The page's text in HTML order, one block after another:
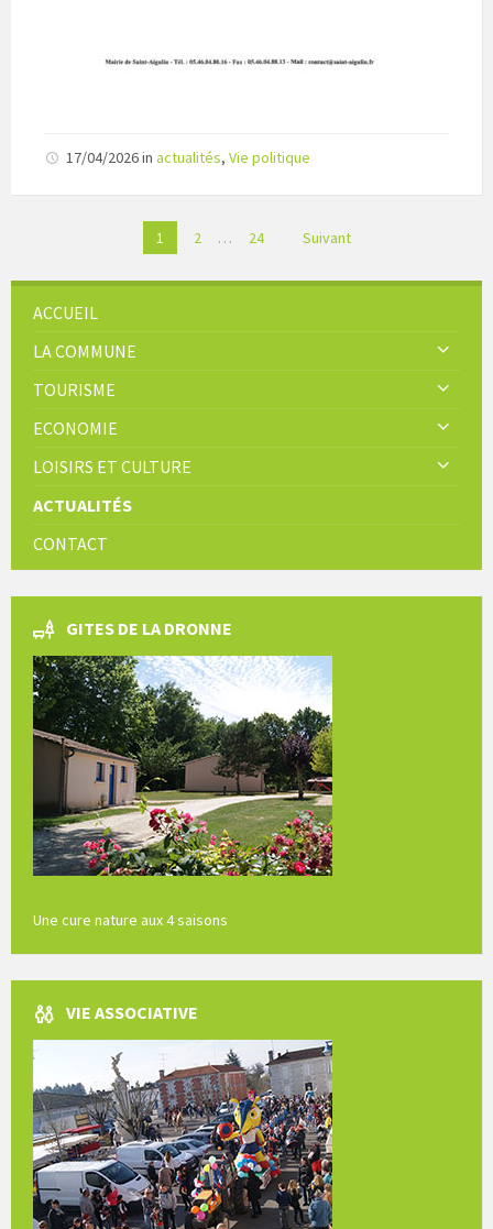
17/04/2026in actualités, Vie politique
publications
1 2 … 24 Suivant
ACCUEIL
LA COMMUNE
TOURISME
ECONOMIE
LOISIRS ET CULTURE
ACTUALITÉS
CONTACT
GITES DE LA DRONNE
Une cure nature aux 4 saisons
VIE ASSOCIATIVE